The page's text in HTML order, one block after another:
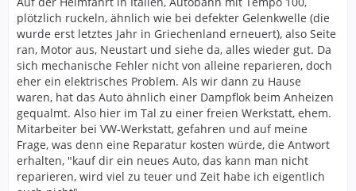
plötzlich ruckeln, ähnlich wie bei defekter Gelenkwelle (die
wurde erst letztes Jahr in Griechenland erneuert), also Seite
ran, Motor aus, Neustart und siehe da, alles wieder gut. Da
sich mechanische Fehler nicht von alleine reparieren, doch
eher ein elektrisches Problem. Als wir dann zu Hause
waren, hat das Auto ähnlich einer Dampflok beim Anheizen
gequalmt. Also hier im Tal zu einer freien Werkstatt, ehem.
Mitarbeiter bei VW-Werkstatt, gefahren und auf meine
Frage, was denn eine Reparatur kosten würde, die Antwort
erhalten, "kauf dir ein neues Auto, das kann man nicht
reparieren, wird viel zu teuer und Zeit habe ich eigentlich